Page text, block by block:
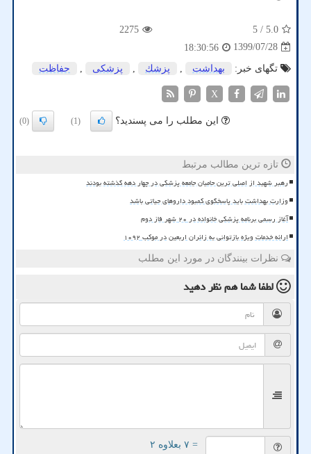
5.0
/ 5
2275
1399/07/28
18:30:56
تگهای خبر:
بهداشت , پزشك , پزشكی , حفاظت
X
این مطلب را می پسندید؟ (1)
(0)
تازه ترین مطالب مرتبط
رهبر شهید از اصلی ترین حامیان جامعه پزشکی در چهار دهه گذشته بودند
وزارت بهداشت باید پاسخگوی کمبود داروهای حیاتی باشد
آغاز رسمی برنامه پزشکی خانواده در ۲۰ شهر فاز دوم
ارائه خدمات ویژه بازتوانی به زائران اربعین در موکب ۱۰۹۲
نظرات بینندگان در مورد این مطلب
لطفا شما همنظر دهید
= ۷ بعلاوه ۲